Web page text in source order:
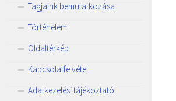
Tagjaink bemutatkozása
Történelem
Oldaltérkép
Kapcsolatfelvétel
Adatkezelési tájékoztató